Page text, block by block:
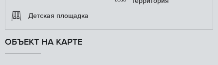
Детская площадка
ОБЪЕКТ НА КАРТЕ